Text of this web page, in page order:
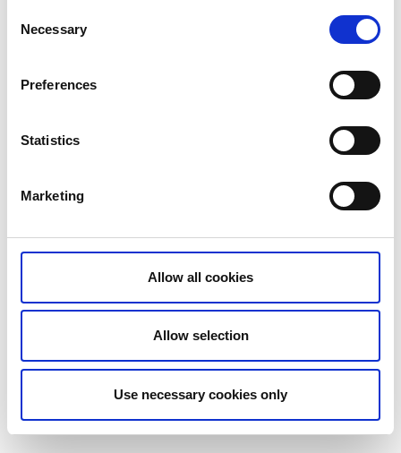
Selection
Necessary
Preferences
Statistics
Marketing
Allow all cookies
Allow selection
Use necessary cookies only
Trollhättans SOK
Trollhättans Skid- och Orienteringsklubb (TSOK) är en ideell
idrottsförening som bildades 1937 och har idag ca 1 000
medlemmar. Klubben vill främja ett aktivt föreningsliv för
barn och ungdomar i en härlig utomhusmiljö.
Läs mer